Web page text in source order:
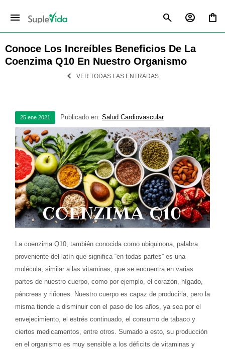
menu
Conoce Los Increíbles Beneficios De La
Coenzima Q10 En Nuestro Organismo
VER TODAS LAS ENTRADAS
25 ene 2021 Publicado en: Salud Cardiovascular
La coenzima Q10, también conocida como ubiquinona, palabra
proveniente del latín que significa “en todas partes” es una
molécula, similar a las vitaminas, que se encuentra en varias
partes de nuestro cuerpo, como por ejemplo, el corazón, hígado,
páncreas y riñones. Nuestro cuerpo es capaz de producirla, pero la
misma tiende a disminuir con el paso de los años, ya sea por el
envejecimiento, el estrés continuado, el consumo de tabaco y
ciertos medicamentos, entre otros. Sumado a esto, su producción
en el organismo es muy sensible a los déficits de vitaminas y